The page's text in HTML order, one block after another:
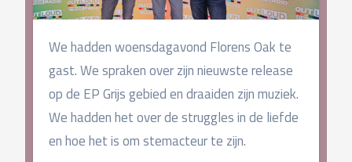
We hadden woensdagavond Florens Oak te
gast. We spraken over zijn nieuwste release
op de EP Grijs gebied en draaiden zijn muziek.
We hadden het over de struggles in de liefde
en hoe het is om stemacteur te zijn.